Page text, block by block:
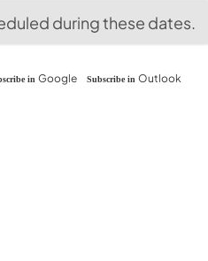
during these dates.
in Google Subscribe in Outlook